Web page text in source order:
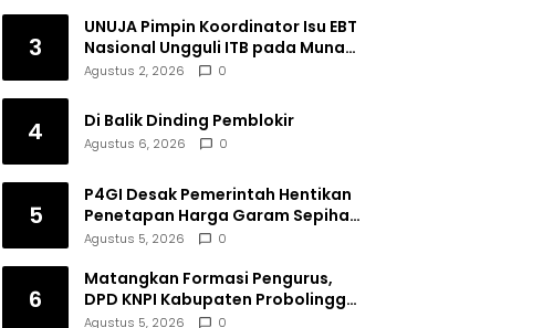
3
UNUJA Pimpin Koordinator Isu EBT
Nasional Ungguli ITB pada Munas
BEM SI XIX
Agustus 2, 2026 0
4 Di Balik Dinding Pemblokir
Agustus 6, 2026 0
5
P4GI Desak Pemerintah Hentikan
Penetapan Harga Garam Sepihak
oleh Pabrik
Agustus 5, 2026 0
6
Matangkan Formasi Pengurus,
DPD KNPI Kabupaten Probolinggo
Utamakan Komitmen dan Kinerja
Agustus 5, 2026 0